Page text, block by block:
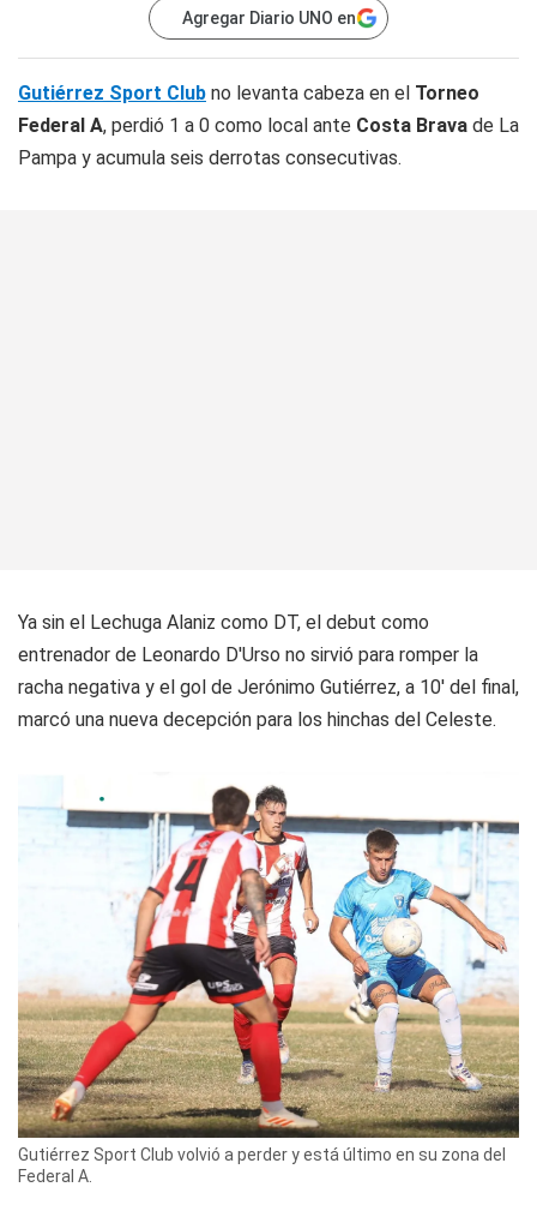
Agregar Diario UNO en
Gutiérrez Sport Club no levanta cabeza en el Torneo
Federal A, perdió 1 a 0 como local ante Costa Brava de La
Pampa y acumula seis derrotas consecutivas.
Ya sin el Lechuga Alaniz como DT, el debut como
entrenador de Leonardo D'Urso no sirvió para romper la
racha negativa y el gol de Jerónimo Gutiérrez, a 10' del final,
marcó una nueva decepción para los hinchas del Celeste.
Gutiérrez Sport Club volvió a perder y está último en su zona del
Federal A.